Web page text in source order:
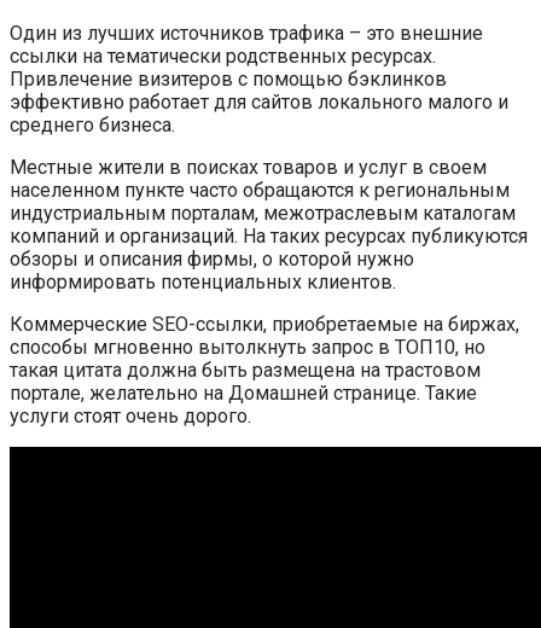
Один из лучших источников трафика – это внешние
ссылки на тематически родственных ресурсах.
Привлечение визитеров с помощью бэклинков
эффективно работает для сайтов локального малого и
среднего бизнеса.
Местные жители в поисках товаров и услуг в своем
населенном пункте часто обращаются к региональным
индустриальным порталам, межотраслевым каталогам
компаний и организаций. На таких ресурсах публикуются
обзоры и описания фирмы, о которой нужно
информировать потенциальных клиентов.
Коммерческие SEO-ссылки, приобретаемые на биржах,
способы мгновенно вытолкнуть запрос в ТОП10, но
такая цитата должна быть размещена на трастовом
портале, желательно на Домашней странице. Такие
услуги стоят очень дорого.